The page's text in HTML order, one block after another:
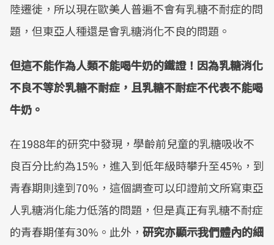
陸遷徙，所以現在歐美人普遍不會有乳糖不耐症的問
題，但東亞人種還是會乳糖消化不良的問題。
但這不能作為人類不能喝牛奶的鐵證！因為乳糖消化
不良不等於乳糖不耐症，且乳糖不耐症不代表不能喝
牛奶。
​在1988年的研究中發現，學齡前兒童的乳糖吸收不
良百分比約為15%，進入到低年級時攀升至45%，到
青春期則達到70%，這個調查可以印證前文所寫東亞
人乳糖消化能力低落的問題，但是真正有乳糖不耐症
的青春期僅有30%。此外， 研究亦顯示我們體內的細